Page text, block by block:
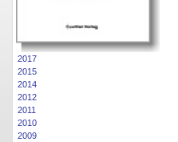
2017
2015
2014
2012
2011
2010
2009